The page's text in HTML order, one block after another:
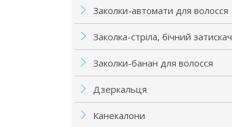
Заколки-автомати для волосся
Заколка-стріла, бічний затискач
Заколки-банан для волосся
Дзеркальця
Канекалони